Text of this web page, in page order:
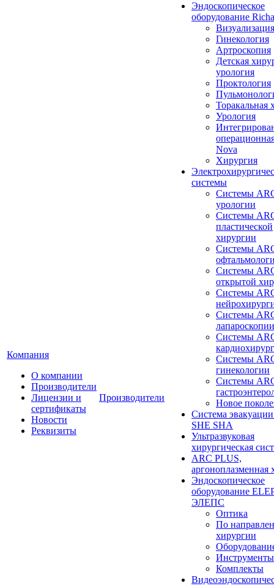
Компания
О компании
Производители
Лицензии и
сертификаты
Новости
Реквизиты
Производители
Эндоскопическое
оборудование
Визуализация
Гинекология
Артроскопия
Детская
урология
Проктология
Торакальная
Урология
Nova
Хирургия
системы
Системы
урологии
Системы
пластической
хирургии
Системы
Системы
открытой
Системы
Системы
лапароскопии
Системы
Системы
гинекологии
Системы
Новое
Система
SHE SHA
Ультразвуковая
хирургическая
ARC PLUS,
аргоноплазменная
Эндоскопическое
оборудование
ЭЛЕПС
Оптика
По
хирургии
Инструменты
Комплекты